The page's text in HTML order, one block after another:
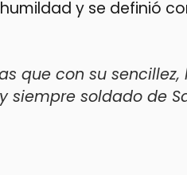
y se definió
que con su
siempre soldado de